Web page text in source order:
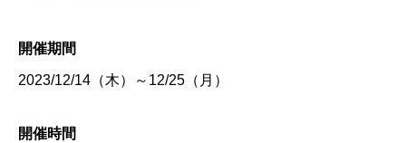
開催期間
2023/12/14（木）～12/25（月）
開催時間